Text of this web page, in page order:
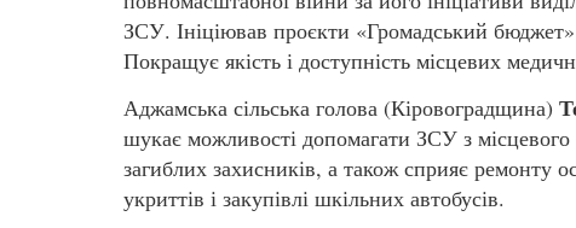
ЗСУ. Ініціював проєкти «Громадський
Покращує якість і доступність місцевих
Аджамська сільська голова (Кіровоградщина)
шукає можливості допомагати ЗСУ з
загиблих захисників, а також сприяє ремонту
укриттів і закупівлі шкільних автобусів.